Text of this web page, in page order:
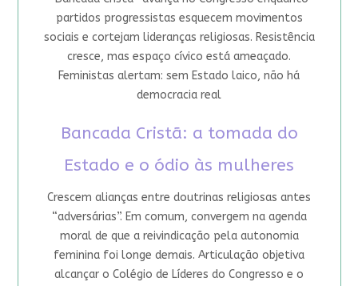
partidos progressistas esquecem movimentos
sociais e cortejam lideranças religiosas. Resistência
cresce, mas espaço cívico está ameaçado.
Feministas alertam: sem Estado laico, não há
democracia real
Bancada Cristã: a tomada do
Estado e o ódio às mulheres
Crescem alianças entre doutrinas religiosas antes
“adversárias”. Em comum, convergem na agenda
moral de que a reivindicação pela autonomia
feminina foi longe demais. Articulação objetiva
alcançar o Colégio de Líderes do Congresso e o